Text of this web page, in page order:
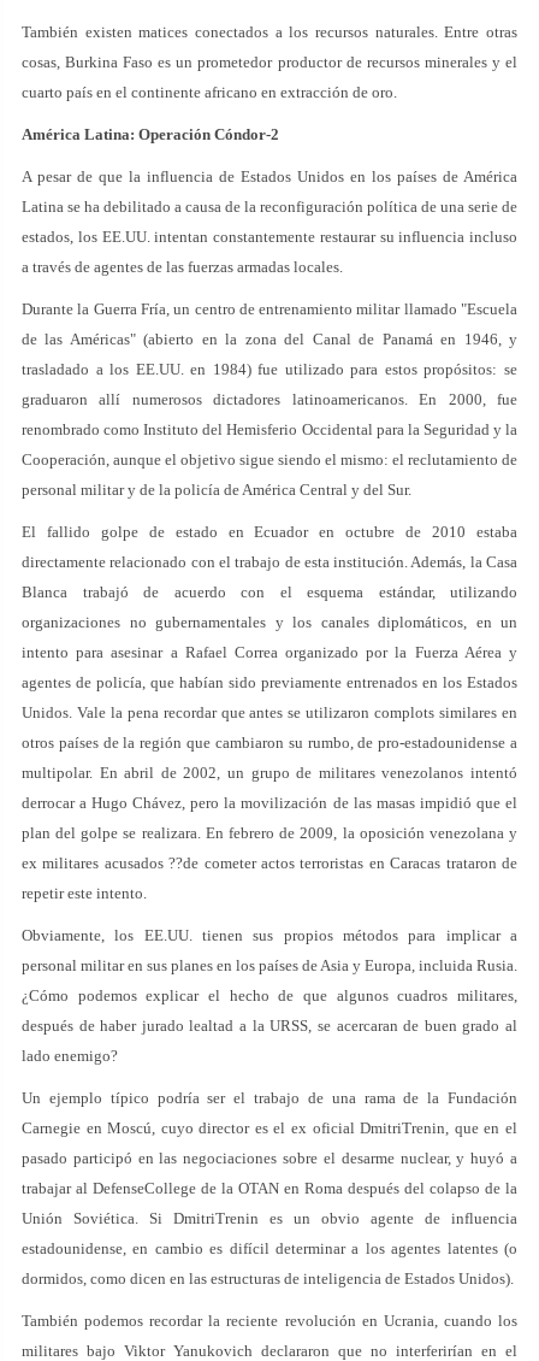
También existen matices conectados a los recursos naturales. Entre otras
cosas, Burkina Faso es un prometedor productor de recursos minerales y el
cuarto país en el continente africano en extracción de oro.
América Latina: Operación Cóndor-2
A pesar de que la influencia de Estados Unidos en los países de América
Latina se ha debilitado a causa de la reconfiguración política de una serie de
estados, los EE.UU. intentan constantemente restaurar su influencia incluso
a través de agentes de las fuerzas armadas locales.
Durante la Guerra Fría, un centro de entrenamiento militar llamado "Escuela
de las Américas" (abierto en la zona del Canal de Panamá en 1946, y
trasladado a los EE.UU. en 1984) fue utilizado para estos propósitos: se
graduaron allí numerosos dictadores latinoamericanos. En 2000, fue
renombrado como Instituto del Hemisferio Occidental para la Seguridad y la
Cooperación, aunque el objetivo sigue siendo el mismo: el reclutamiento de
personal militar y de la policía de América Central y del Sur.
El fallido golpe de estado en Ecuador en octubre de 2010 estaba
directamente relacionado con el trabajo de esta institución. Además, la Casa
Blanca trabajó de acuerdo con el esquema estándar, utilizando
organizaciones no gubernamentales y los canales diplomáticos, en un
intento para asesinar a Rafael Correa organizado por la Fuerza Aérea y
agentes de policía, que habían sido previamente entrenados en los Estados
Unidos. Vale la pena recordar que antes se utilizaron complots similares en
otros países de la región que cambiaron su rumbo, de pro-estadounidense a
multipolar. En abril de 2002, un grupo de militares venezolanos intentó
derrocar a Hugo Chávez, pero la movilización de las masas impidió que el
plan del golpe se realizara. En febrero de 2009, la oposición venezolana y
ex militares acusados ??de cometer actos terroristas en Caracas trataron de
repetir este intento.
Obviamente, los EE.UU. tienen sus propios métodos para implicar a
personal militar en sus planes en los países de Asia y Europa, incluida Rusia.
¿Cómo podemos explicar el hecho de que algunos cuadros militares,
después de haber jurado lealtad a la URSS, se acercaran de buen grado al
lado enemigo?
Un ejemplo típico podría ser el trabajo de una rama de la Fundación
Carnegie en Moscú, cuyo director es el ex oficial DmitriTrenin, que en el
pasado participó en las negociaciones sobre el desarme nuclear, y huyó a
trabajar al DefenseCollege de la OTAN en Roma después del colapso de la
Unión Soviética. Si DmitriTrenin es un obvio agente de influencia
estadounidense, en cambio es difícil determinar a los agentes latentes (o
dormidos, como dicen en las estructuras de inteligencia de Estados Unidos).
También podemos recordar la reciente revolución en Ucrania, cuando los
militares bajo Viktor Yanukovich declararon que no interferirían en el